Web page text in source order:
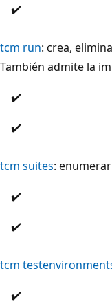
✔️
tcm run: crea,
También admite la
✔️
✔️
tcm suites:
✔️
✔️
tcm
✔️